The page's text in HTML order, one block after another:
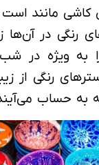
مانند است
رنگی در آن‌ها
به ویژه در
رنگی از
به حساب